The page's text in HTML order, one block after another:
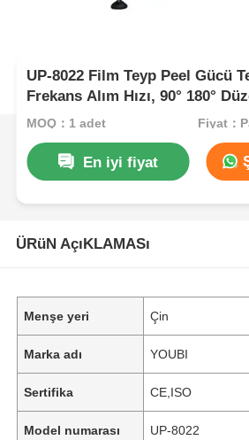
UP-8022 Film Teyp Peel Gücü
Frekans Alım Hızı, 90° 180°
ve ±0,5% Ölçüm Doğruluğu
MOQ：1 adet Fiyat：
En iyi fiyat
ÜRüN AçıKLAMASı
Menşe yeri Çin
Marka adı YOUBI
Sertifika CE,ISO
Model numarası UP-8022